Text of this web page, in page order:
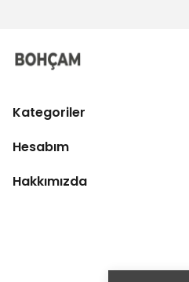
Kategoriler
Hesabım
Hakkımızda